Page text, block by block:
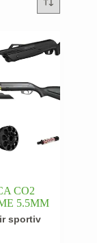
CO2
5.5MM
sportiv